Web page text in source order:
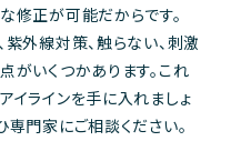
修正が可能だからです。
紫外線対策、触らない、刺激
がいくつかあります。これ
イラインを手に入れましょ
専門家にご相談ください。